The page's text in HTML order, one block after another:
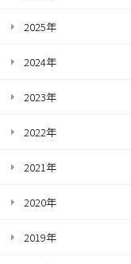
2025年
2024年
2023年
2022年
2021年
2020年
2019年